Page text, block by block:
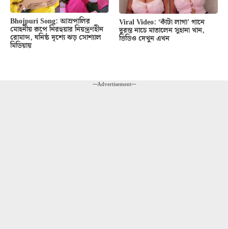
Bhojpuri Song: আম্রপালির
মোহনীয় রূপে নিরহুয়ার নিয়ন্ত্রণহীন
রোমান্স, ঘনিষ্ঠ দৃশ্যে ঝড় সোশ্যাল
মিডিয়ায়
Viral Video: ‘কাঁটা লাগা’ গানে
দুরন্ত নাচে মাতালেন সুহানা খান,
ভিডিও দেখুন এখন
---Advertisement---